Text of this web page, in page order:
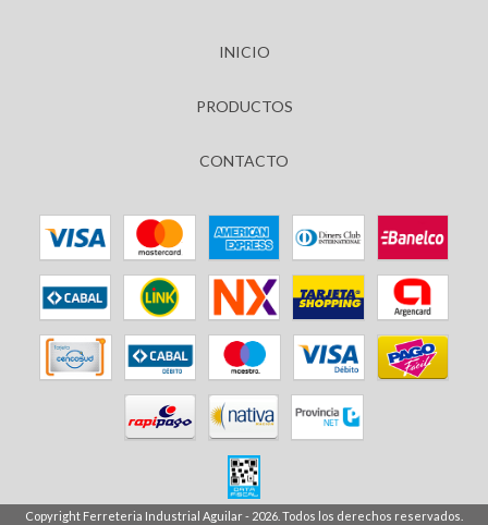
INICIO
PRODUCTOS
CONTACTO
Copyright Ferreteria Industrial Aguilar - 2026. Todos los derechos reservados.